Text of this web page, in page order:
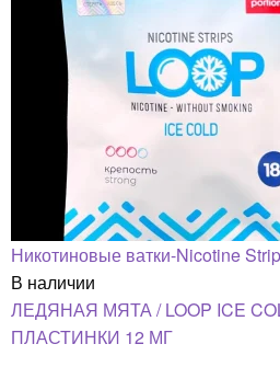
Никотиновые ватки-Nicotine
В наличии
ЛЕДЯНАЯ МЯТА / LOOP ICE
ПЛАСТИНКИ 12 МГ